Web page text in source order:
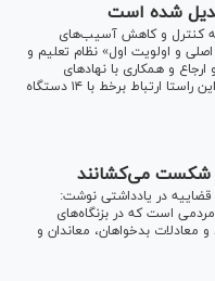
شده است
کنترل و کاهش آسیب‌های
و اولویت اول» نظام تعلیم و
و همکاری با نهاد‌های
برون‌سازمانی کار سخت اما موفقی بود که در این راستا ارتباط برخط با ۱۴ دستگاه
شکست می‌کشانند
در یادداشتی نوشت:
حضور مردمی است که در بزنگاه‌های
بدخواهان، معاندان و